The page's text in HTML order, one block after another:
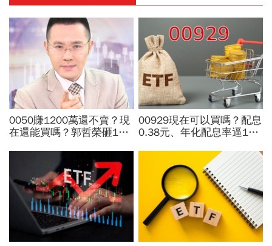
0050賺1200萬還不賣？現
在還能買嗎？郭哲榮砸1億
00929現在可以買嗎？配息
0.38元、年化配息率逼17%
的是「不賤賣」底氣，高股
息必看3重點